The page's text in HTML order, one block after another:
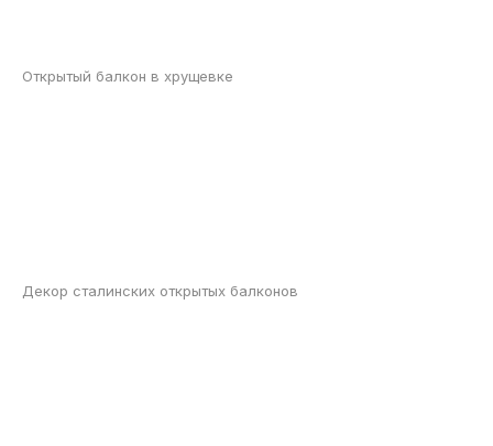
Открытый балкон в хрущевке
Декор сталинских открытых балконов